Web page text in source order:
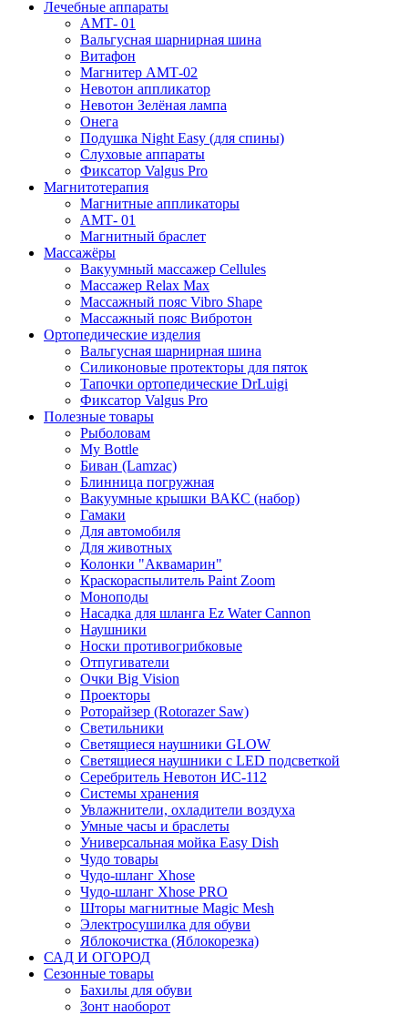
Лечебные аппараты
АМТ- 01
Вальгусная шарнирная шина
Витафон
Магнитер АМТ-02
Невотон аппликатор
Невотон Зелёная лампа
Онега
Подушка Night Easy (для спины)
Слуховые аппараты
Фиксатор Valgus Pro
Магнитотерапия
Магнитные аппликаторы
АМТ- 01
Магнитный браслет
Массажёры
Вакуумный массажер Cellules
Массажер Relax Max
Массажный пояс Vibro Shape
Массажный пояс Вибротон
Ортопедические изделия
Вальгусная шарнирная шина
Силиконовые протекторы для пяток
Тапочки ортопедические DrLuigi
Фиксатор Valgus Pro
Полезные товары
Рыболовам
My Bottle
Биван (Lamzac)
Блинница погружная
Вакуумные крышки ВАКС (набор)
Гамаки
Для автомобиля
Для животных
Колонки "Аквамарин"
Краскораспылитель Paint Zoom
Моноподы
Насадка для шланга Ez Water Cannon
Наушники
Носки противогрибковые
Отпугиватели
Очки Big Vision
Проекторы
Роторайзер (Rotorazer Saw)
Светильники
Светящиеся наушники GLOW
Светящиеся наушники с LED подсветкой
Серебритель Невотон ИС-112
Системы хранения
Увлажнители, охладители воздуха
Умные часы и браслеты
Универсальная мойка Easy Dish
Чудо товары
Чудо-шланг Xhose
Чудо-шланг Xhose PRO
Шторы магнитные Magic Mesh
Электросушилка для обуви
Яблокочистка (Яблокорезка)
САД И ОГОРОД
Сезонные товары
Бахилы для обуви
Зонт наоборот